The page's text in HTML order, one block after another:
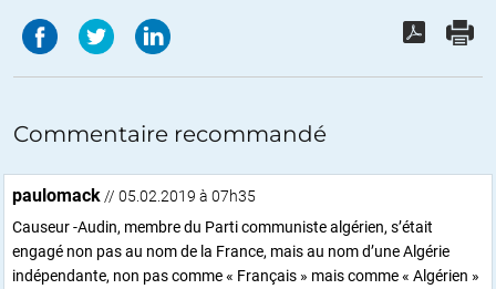
Commentaire recommandé
paulomack // 05.02.2019 à 07h35
Causeur -Audin, membre du Parti communiste algérien, s’était
engagé non pas au nom de la France, mais au nom d’une Algérie
indépendante, non pas comme « Français » mais comme « Algérien »